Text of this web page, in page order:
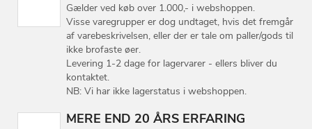
Gælder ved køb over 1.000,- i webshoppen.
Visse varegrupper er dog undtaget, hvis det fremgår
af varebeskrivelsen, eller der er tale om paller/gods til
ikke brofaste øer.
Levering 1-2 dage for lagervarer - ellers bliver du
kontaktet.
NB: Vi har ikke lagerstatus i webshoppen.
MERE END 20 ÅRS ERFARING